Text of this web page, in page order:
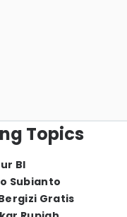
Topics
BI
Subianto
Gratis